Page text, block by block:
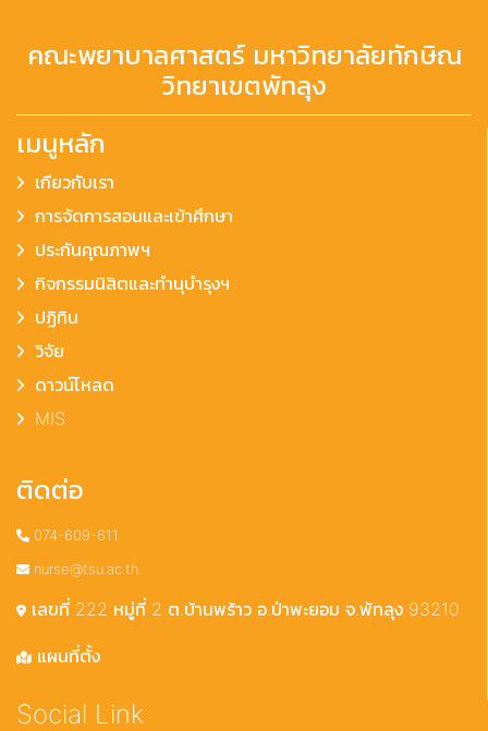
คณะพยาบาลศาสตร์ มหาวิทยาลัยทักษิณ
วิทยาเขตพัทลุง
เมนูหลัก
เกียวกับเรา
การจัดการสอนและเข้าศึกษา
ประกันคุณภาพฯ
กิจกรรมนิสิตและทำนุบำรุงฯ
ปฏิทิน
วิจัย
ดาวน์โหลด
MIS
ติดต่อ
074-609-611
nurse@tsu.ac.th
เลขที่ 222 หมู่ที่ 2 ต.บ้านพร้าว อ.ป่าพะยอม จ.พัทลุง 93210
แผนที่ตั้ง
Social Link